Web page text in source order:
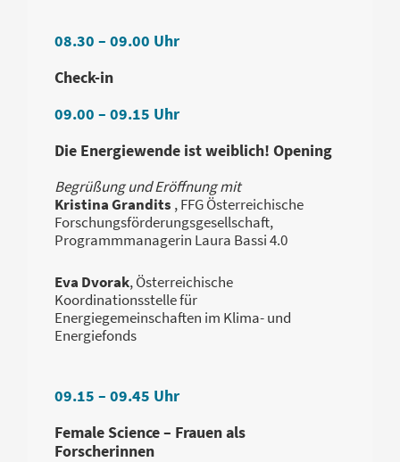
08.30 – 09.00 Uhr
Check-in
09.00 – 09.15 Uhr
Die Energiewende ist weiblich! Opening
Begrüßung und Eröffnung mit
Kristina Grandits , FFG Österreichische
Forschungsförderungsgesellschaft,
Programmmanagerin Laura Bassi 4.0
Eva Dvorak, Österreichische
Koordinationsstelle für
Energiegemeinschaften im Klima- und
Energiefonds
09.15 – 09.45 Uhr
Female Science – Frauen als
Forscherinnen